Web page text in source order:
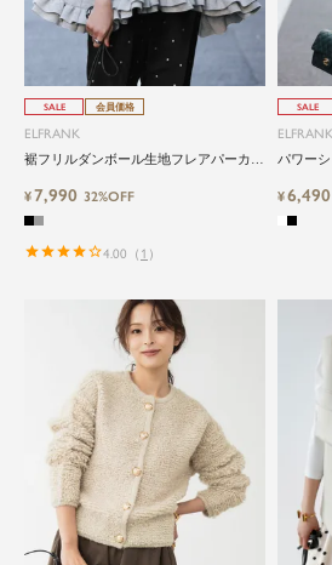
SALE 会員価格
ELFRANK
裾フリルダンボール生地フレアパーカー
¥7,990 32%OFF
4.00 （ 1 ）
SALE
ELFRANK
パワー
¥6,490